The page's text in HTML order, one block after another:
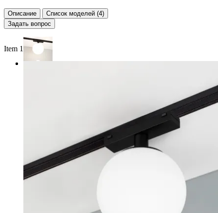
Описание
Список моделей (4)
Задать вопрос
Item 1 of 2